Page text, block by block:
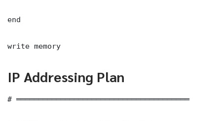
end
write memory
IP Addressing Plan
# ═══════════════════════════════════════